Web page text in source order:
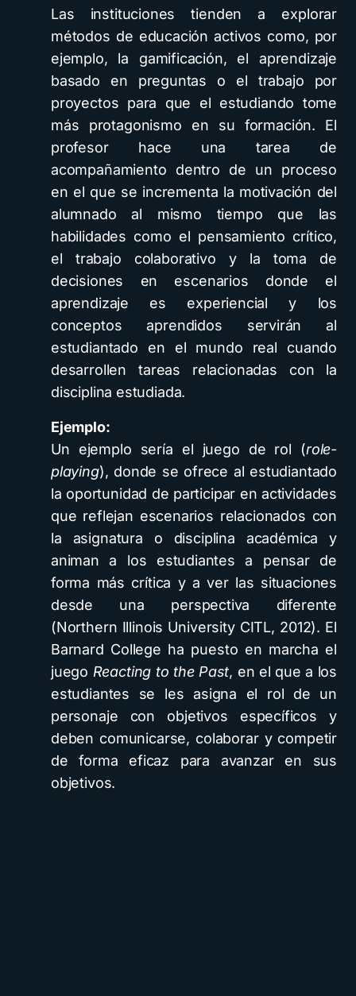
Las instituciones tienden a explorar
métodos de educación activos como, por
ejemplo, la gamificación, el aprendizaje
basado en preguntas o el trabajo por
proyectos para que el estudiando tome
más protagonismo en su formación. El
profesor hace una tarea de
acompañamiento dentro de un proceso
en el que se incrementa la motivación del
alumnado al mismo tiempo que las
habilidades como el pensamiento crítico,
el trabajo colaborativo y la toma de
decisiones en escenarios donde el
aprendizaje es experiencial y los
conceptos aprendidos servirán al
estudiantado en el mundo real cuando
desarrollen tareas relacionadas con la
disciplina estudiada.
Ejemplo:
Un ejemplo sería el juego de rol (role-
playing), donde se ofrece al estudiantado
la oportunidad de participar en actividades
que reflejan escenarios relacionados con
la asignatura o disciplina académica y
animan a los estudiantes a pensar de
forma más crítica y a ver las situaciones
desde una perspectiva diferente
(Northern Illinois University CITL, 2012). El
Barnard College ha puesto en marcha el
juego Reacting to the Past, en el que a los
estudiantes se les asigna el rol de un
personaje con objetivos específicos y
deben comunicarse, colaborar y competir
de forma eficaz para avanzar en sus
objetivos.